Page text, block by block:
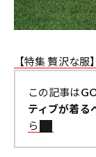
【特集 贅沢な服】
この記事は
ティブが着る
ら